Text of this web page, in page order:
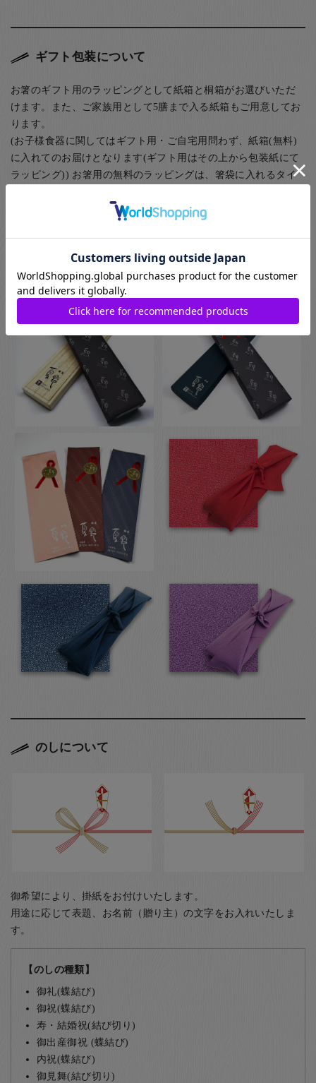
ギフト包装について
お箸のギフト用のラッピングとして紙箱と桐箱がお選びいただ
けます。また、ご家族用として5膳まで入る紙箱もご用意してお
ります。
(お子様食器に関してはギフト用・ご自宅用問わず、紙箱(無料)
に入れてのお届けとなります(ギフト用はその上から包装紙にて
ラッピング)) お箸用の無料のラッピングは、箸袋に入れるタイ
お箸用のギフトボックスをご注文いただいた方は、￥440-(税別)
でさらに風呂敷でのラッピングもご指定いただけます。日本の
伝統的な贈り物のスタイルで、お箸のプレゼントにぴったりな
包装です。
のしについて
御希望により、掛紙をお付けいたします。
用途に応じて表題、お名前（贈り主）の文字をお入れいたしま
す。
【のしの種類】
御礼(蝶結び)
御祝(蝶結び)
寿・結婚祝(結び切り)
御出産御祝 (蝶結び)
内祝(蝶結び)
御見舞(結び切り)